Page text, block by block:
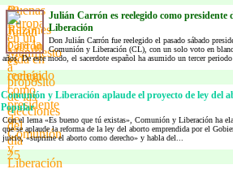
Julián Carrón es reelegido como presidente
Liberación
Don Julián Carrón fue reelegido el pasado sábado
Comunión y Liberación (CL), con un solo voto en
años. De este modo, el sacerdote español ha asumido un tercer
Comunión y Liberación aplaude el proyecto de ley del
Popular
Con el lema «Es bueno que tú existas», Comunión y Liberación ha
que se aplaude la reforma de la ley del aborto emprendida por el
juicio, «suprime el aborto como derecho» y habla del...